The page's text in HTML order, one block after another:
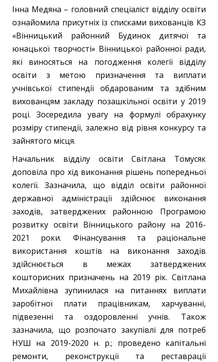
Інна Медяна – головний спеціаліст відділу освіти
ознайомила присутніх із списками вихованців КЗ
«Вінницький районний Будинок дитячої та
юнацької творчості» Вінницької районної ради,
які виносяться на погодження колегії відділу
освіти з метою призначення та виплати
учнівської стипендії обдарованим та здібним
вихованцям закладу позашкільної освіти у 2019
році. Зосередила увагу на формулі обрахунку
розміру стипендії, залежно від рівня конкурсу та
зайнятого місця.
Начальник відділу освіти Світлана Томусяк
доповіла про хід виконання рішень попередньої
колегії. Зазначила, що відділ освіти районної
державної адміністрації здійснює виконання
заходів, затверджених районною Програмою
розвитку освіти Вінницького району на 2016-
2021 роки. Фінансування та раціональне
використання коштів на виконання заходів
здійснюється в межах затверджених
кошторисних призначень на 2019 рік. Світлана
Михайлівна зупинилася на питаннях виплати
заробітної плати працівникам, харчуванні,
підвезенні та оздоровленні учнів. Також
зазначила, що розпочато закупівлі для потреб
НУШ на 2019-2020 н. р.; проведено капітальні
ремонти, реконструкції та реставрації